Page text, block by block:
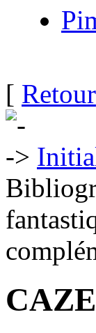
[ Retour